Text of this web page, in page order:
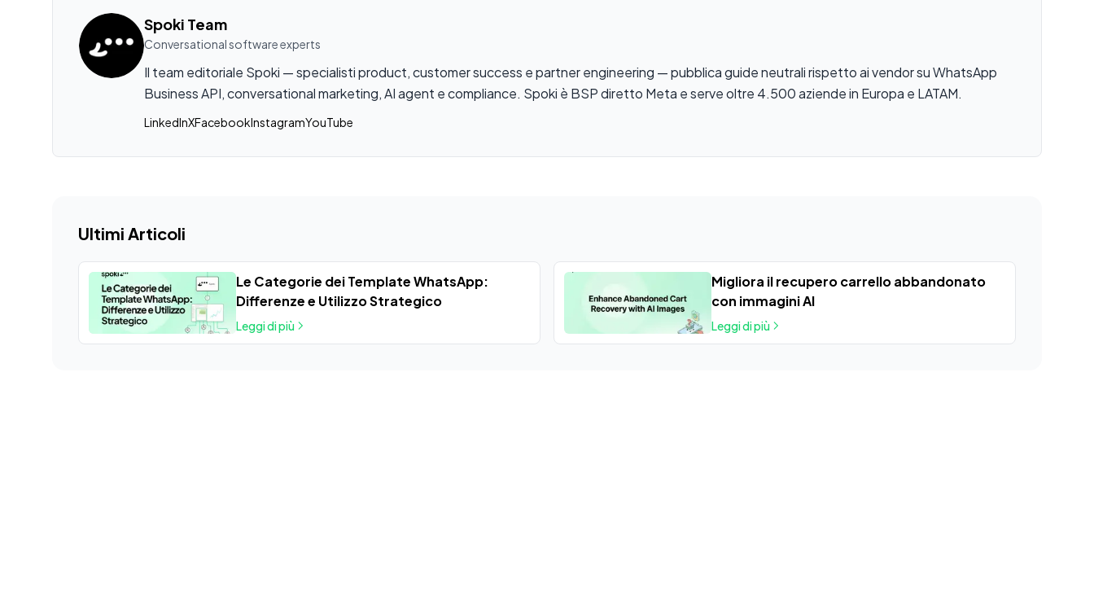
Spoki Team
Conversational software experts
Il team editoriale Spoki — specialisti product, customer success e partner engineering — pubblica guide neutrali rispetto ai vendor su WhatsApp
Business API, conversational marketing, AI agent e compliance. Spoki è BSP diretto Meta e serve oltre 4.500 aziende in Europa e LATAM.
LinkedInXFacebookInstagramYouTube
Ultimi Articoli
Le Categorie dei Template WhatsApp:
Differenze e Utilizzo Strategico
Leggi di più
Migliora il recupero carrello abbandonato
con immagini AI
Leggi di più